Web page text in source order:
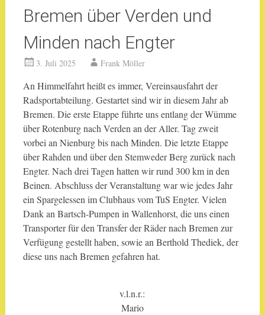
Bremen über Verden und
Minden nach Engter
3. Juli 2025 Frank Möller
An Himmelfahrt heißt es immer, Vereinsausfahrt der
Radsportabteilung. Gestartet sind wir in diesem Jahr ab
Bremen. Die erste Etappe führte uns entlang der Wümme
über Rotenburg nach Verden an der Aller. Tag zweit
vorbei an Nienburg bis nach Minden. Die letzte Etappe
über Rahden und über den Stemweder Berg zurück nach
Engter. Nach drei Tagen hatten wir rund 300 km in den
Beinen. Abschluss der Veranstaltung war wie jedes Jahr
ein Spargelessen im Clubhaus vom TuS Engter. Vielen
Dank an Bartsch-Pumpen in Wallenhorst, die uns einen
Transporter für den Transfer der Räder nach Bremen zur
Verfügung gestellt haben, sowie an Berthold Thediek, der
diese uns nach Bremen gefahren hat.
v.l.n.r.:
Mario